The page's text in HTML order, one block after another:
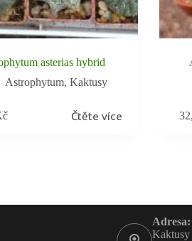
asterias hybrid
Astrophytum, Kaktusy
Čtěte více
Adresa:
Kaktusy